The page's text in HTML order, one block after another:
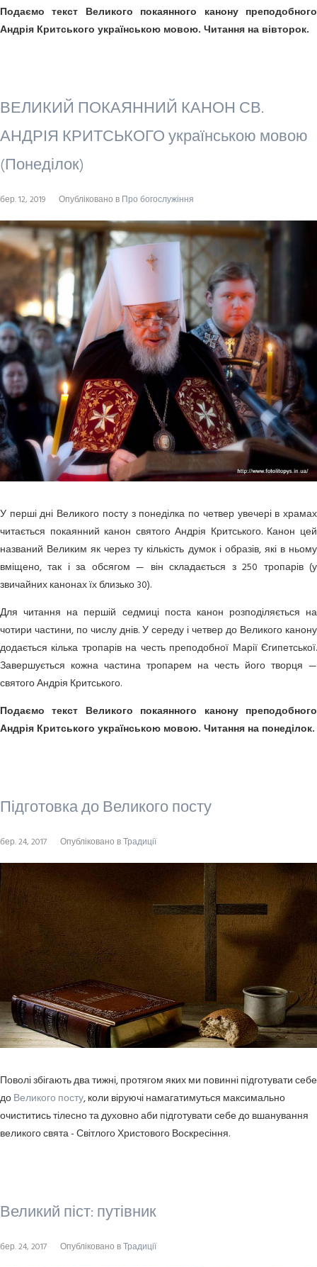
Подаємо текст Великого покаянного канону преподобного
Андрія Критського українською мовою. Читання на вівторок.
ВЕЛИКИЙ ПОКАЯННИЙ КАНОН СВ.
АНДРІЯ КРИТСЬКОГО українською мовою
(Понеділок)
бер. 12, 2019 Опубліковано в Про богослужіння
У перші дні Великого посту з понеділка по четвер увечері в храмах
читається покаянний канон святого Андрія Критського. Канон цей
названий Великим як через ту кількість думок і образів, які в ньому
вміщено, так і за обсягом — він складається з 250 тропарів (у
звичайних канонах їх близько 30).
Для читання на першій седмиці поста канон розподіляється на
чотири частини, по числу днів. У середу і четвер до Великого канону
додається кілька тропарів на честь преподобної Марії Єгипетської.
Завершується кожна частина тропарем на честь його творця —
святого Андрія Критського.
Подаємо текст Великого покаянного канону преподобного
Андрія Критського українською мовою. Читання на понеділок.
Підготовка до Великого посту
бер. 24, 2017 Опубліковано вТрадиції
Поволі збігають два тижні, протягом яких ми повинні підготувати себе
доВеликого посту, коли віруючі намагатимуться максимально
очиститись тілесно та духовно аби підготувати себе до вшанування
великого свята - Світлого Христового Воскресіння.
Великий піст: путівник
бер. 24, 2017 Опубліковано вТрадиції